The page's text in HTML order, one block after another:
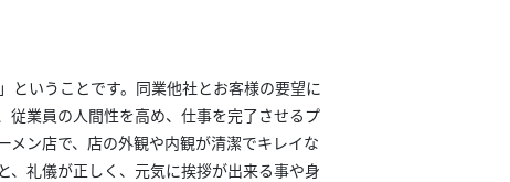
ということです。同業他社とお客様の要望に
従業員の人間性を高め、仕事を完了させるプ
メン店で、店の外観や内観が清潔でキレイな
、礼儀が正しく、元気に挨拶が出来る事や身